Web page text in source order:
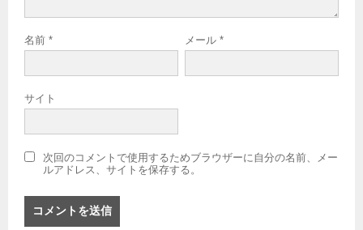
名前 * メール *
サイト
次回のコメントで使用するためブラウザーに自分の名前、メー
ルアドレス、サイトを保存する。